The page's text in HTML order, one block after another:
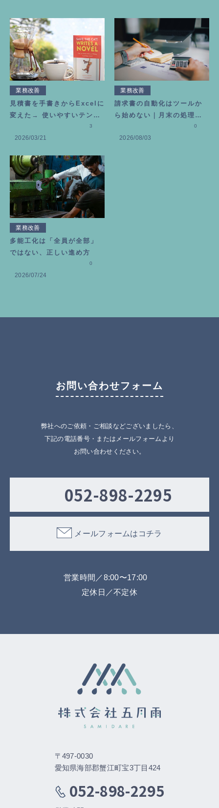
業務改善
見積書を手書きからExcelに
変えた→ 使いやすいテンプ
2026/03/21
3
業務改善
請求書の自動化はツールか
ら始めない｜月末の処理を6
2026/08/03
0
業務改善
多能工化は「全員が全部」
ではない、正しい進め方
2026/07/24
0
お問い合わせフォーム
弊社へのご依頼・ご相談などございましたら、
下記の電話番号・またはメールフォームより
お問い合わせください。
052-898-2295
メールフォームはコチラ
営業時間／8:00〜17:00
定休日／不定休
〒497-0030
愛知県海部郡蟹江町宝3丁目424
052-898-2295